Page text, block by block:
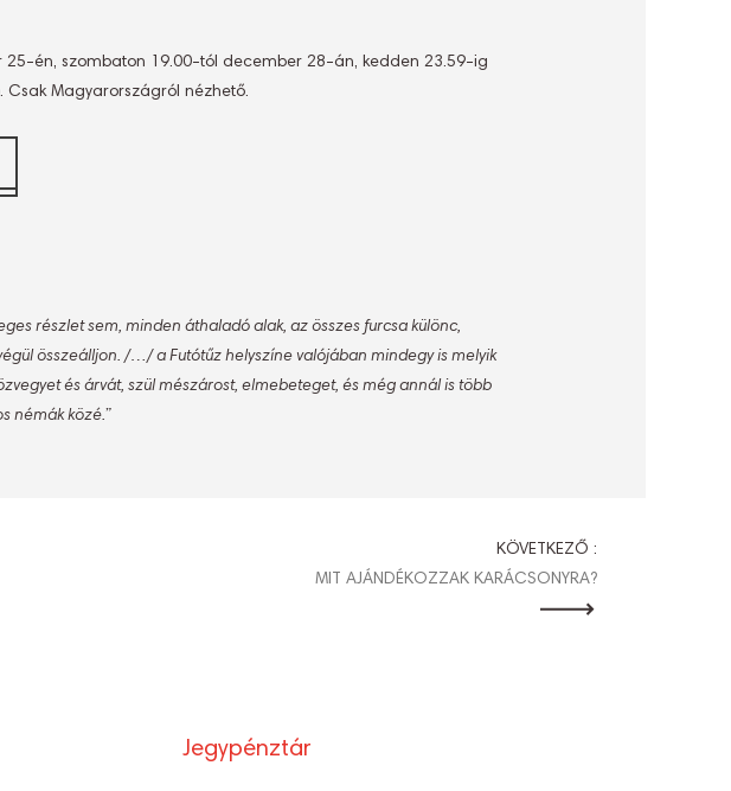
25-én, szombaton 19.00-tól december 28-án, kedden 23.59-ig
Magyarországról nézhető.
részlet sem, minden áthaladó alak, az összes furcsa különc,
összeálljon. /…/ a Futótűz helyszíne valójában mindegy is melyik
és árvát, szül mészárost, elmebeteget, és még annál is több
némák közé.”
KÖVETKEZŐ :
MIT AJÁNDÉKOZZAK KARÁCSONYRA?
Jegypénztár